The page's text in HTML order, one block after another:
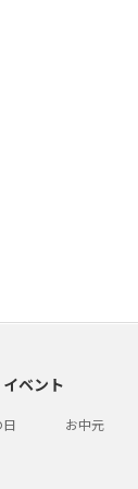
ベント
お中元